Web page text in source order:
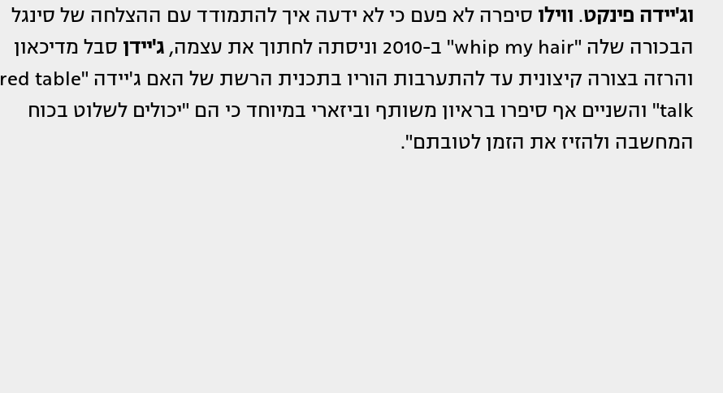
וג'יידה פינקט. ווילו סיפרה לא פעם כי לא ידעה איך להתמודד עם ההצלחה של סינגל
הבכורה שלה "whip my hair" ב-2010 וניסתה לחתוך את עצמה,
ג'יידן סבל מדיכאון
והרזה בצורה קיצונית עד להתערבות הוריו בתכנית הרשת של האם ג'יידה "red table
talk" והשניים אף סיפרו בראיון משותף וביזארי במיוחד כי הם "יכולים לשלוט בכוח
המחשבה ולהזיז את הזמן לטובתם".